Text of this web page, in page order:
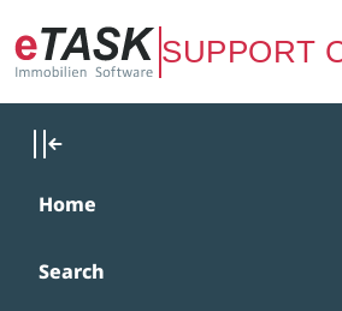
Zum Hauptinhalt springen
SUPPORT
Home
Search